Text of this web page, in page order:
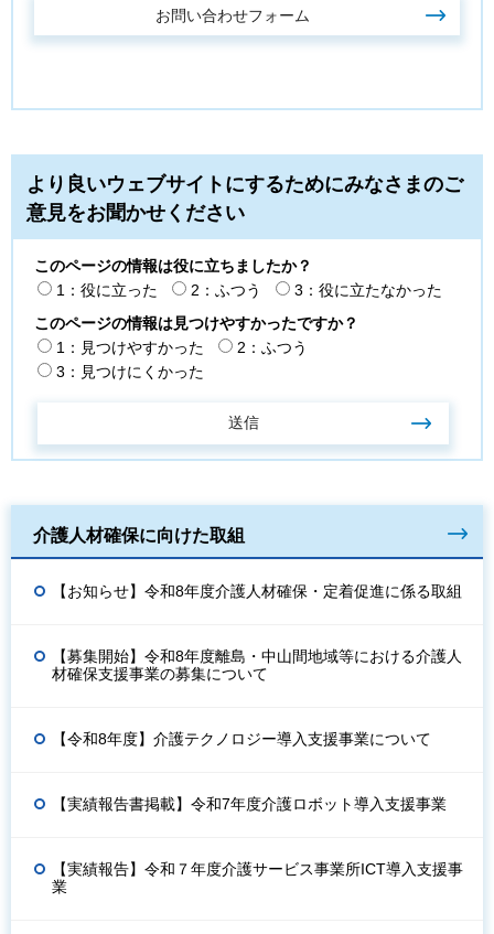
より良いウェブサイトにするためにみなさまのご
意見をお聞かせください
このページの情報は役に立ちましたか？
1：役に立った
2：ふつう
3：役に立たなかった
このページの情報は見つけやすかったですか？
1：見つけやすかった
2：ふつう
3：見つけにくかった
介護人材確保に向けた取組
【お知らせ】令和8年度介護人材確保・定着促進に係る取組
【募集開始】令和8年度離島・中山間地域等における介護人
材確保支援事業の募集について
【令和8年度】介護テクノロジー導入支援事業について
【実績報告書掲載】令和7年度介護ロボット導入支援事業
【実績報告】令和７年度介護サービス事業所ICT導入支援事
業